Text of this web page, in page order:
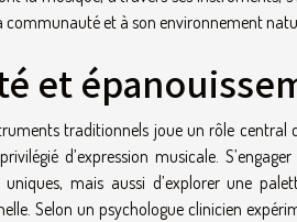
communauté et à son environnement
et
traditionnels joue un rôle
d’expression musicale.
mais aussi d’explorer une
Selon un psychologue clinicien